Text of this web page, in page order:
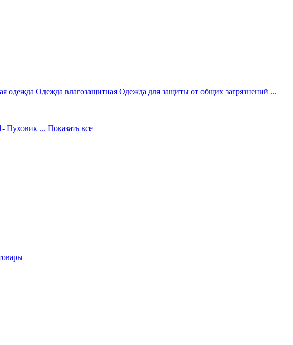
одежда Одежда влагозащитная Одежда для защиты от общих загрязнений ...
Пуховик ... Показать все